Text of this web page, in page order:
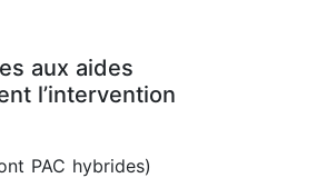
aux aides
l’intervention
PAC hybrides)